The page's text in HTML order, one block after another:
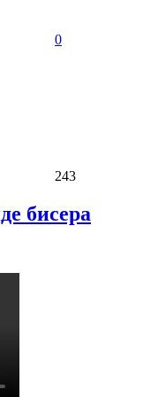
0
243
бисера